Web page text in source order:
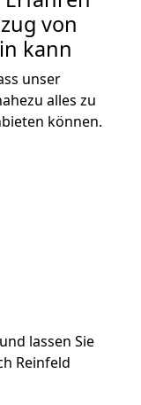
von
kann
unser
alles zu
können.
lassen Sie
Reinfeld